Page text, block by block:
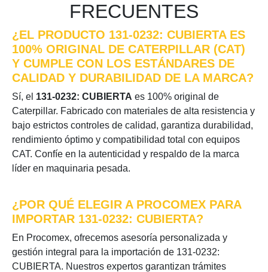
FRECUENTES
¿EL PRODUCTO 131-0232: CUBIERTA ES
100% ORIGINAL DE CATERPILLAR (CAT)
Y CUMPLE CON LOS ESTÁNDARES DE
CALIDAD Y DURABILIDAD DE LA MARCA?
Sí, el 131-0232: CUBIERTA es 100% original de
Caterpillar. Fabricado con materiales de alta resistencia y
bajo estrictos controles de calidad, garantiza durabilidad,
rendimiento óptimo y compatibilidad total con equipos
CAT. Confíe en la autenticidad y respaldo de la marca
líder en maquinaria pesada.
¿POR QUÉ ELEGIR A PROCOMEX PARA
IMPORTAR 131-0232: CUBIERTA?
En Procomex, ofrecemos asesoría personalizada y
gestión integral para la importación de 131-0232:
CUBIERTA. Nuestros expertos garantizan trámites